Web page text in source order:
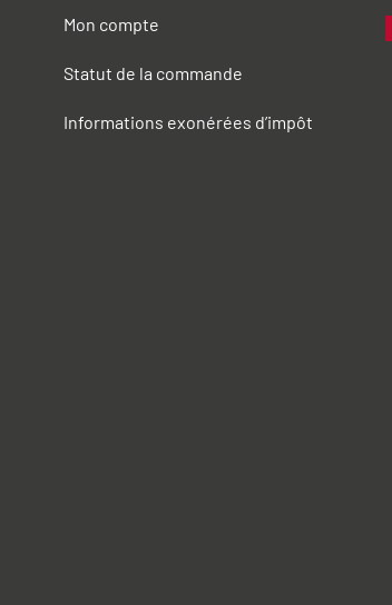
Mon compte
Statut de la commande
Informations exonérées d’impôt